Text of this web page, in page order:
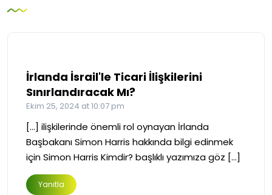
İrlanda İsrail'le Ticari İlişkilerini
Sınırlandıracak Mı?
Ekim 25, 2024 at 10:07 pm
[…] ilişkilerinde önemli rol oynayan İrlanda
Başbakanı Simon Harris hakkında bilgi edinmek
için Simon Harris Kimdir? başlıklı yazımıza göz […]
Yanıtla